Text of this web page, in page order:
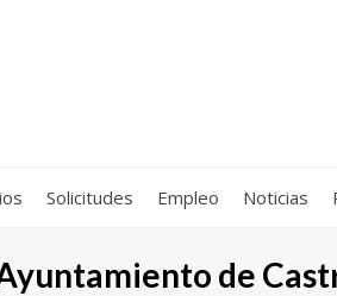
Solicitudes Empleo Noticias
de